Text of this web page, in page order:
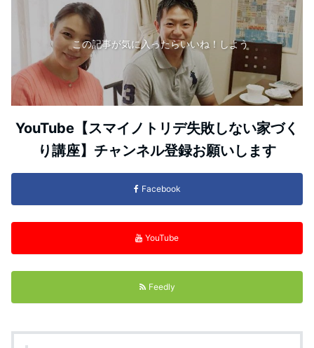
この記事が気に入ったらいいね！しよう
YouTube【スマイノトリデ失敗しない家づく
り講座】チャンネル登録お願いします
Facebook
YouTube
Feedly